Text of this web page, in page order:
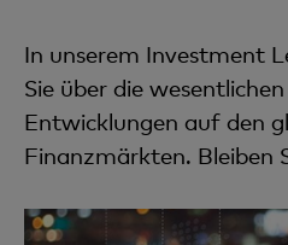
In unserem Investment
Sie über die
Entwicklungen auf den
Finanzmärkten. Bleiben